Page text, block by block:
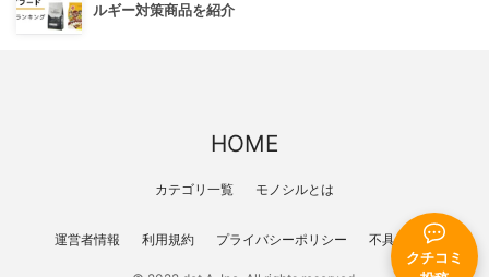
クチコミ
ルギー対策商品を紹介
HOME
カテゴリ一覧 モノシルとは
運営者情報 利用規約 プライバシーポリシー 不具合報告